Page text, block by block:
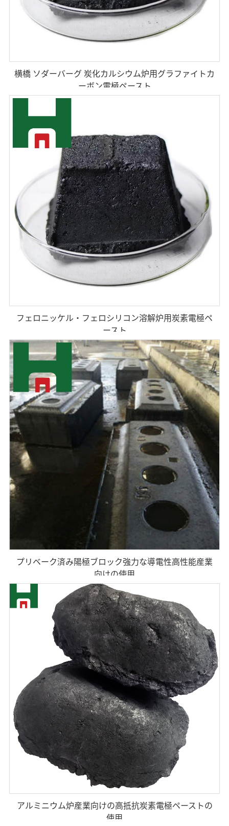
横橋 ソダーバーグ 炭化カルシウム炉用グラファイトカ
ーボン電極ペースト
フェロニッケル・フェロシリコン溶解炉用炭素電極ペ
ースト
プリベーク済み陽極ブロック強力な導電性高性能産業
向けの使用
アルミニウム炉産業向けの高抵抗炭素電極ペーストの
使用